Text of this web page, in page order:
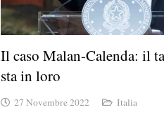
Il caso Malan-Calenda: il
sta in loro
27 Novembre 2022 Italia